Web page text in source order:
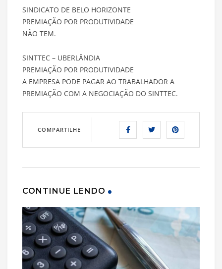
SINDICATO DE BELO HORIZONTE
PREMIAÇÃO POR PRODUTIVIDADE
NÃO TEM.
SINTTEC – UBERLÂNDIA
PREMIAÇÃO POR PRODUTIVIDADE
A EMPRESA PODE PAGAR AO TRABALHADOR A
PREMIAÇÃO COM A NEGOCIAÇÃO DO SINTTEC.
COMPARTILHE
CONTINUE LENDO